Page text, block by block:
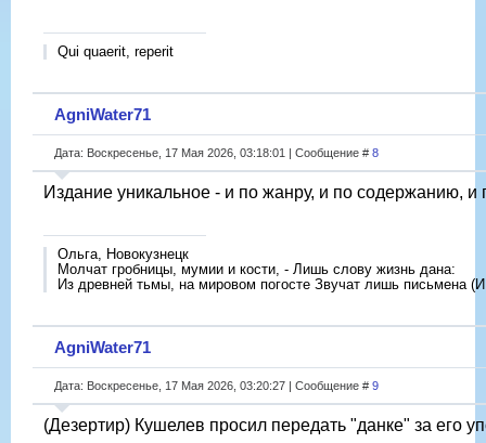
Qui quaerit, reperit
AgniWater71
Дата: Воскресенье, 17 Мая 2026, 03:18:01 | Сообщение # 8
Издание уникальное - и по жанру, и по содержанию, и
Ольга, Новокузнецк
Молчат гробницы, мумии и кости, - Лишь слову жизнь дана:
Из древней тьмы, на мировом погосте Звучат лишь письмена
AgniWater71
Дата: Воскресенье, 17 Мая 2026, 03:20:27 | Сообщение # 9
(Дезертир) Кушелев просил передать "данке" за его